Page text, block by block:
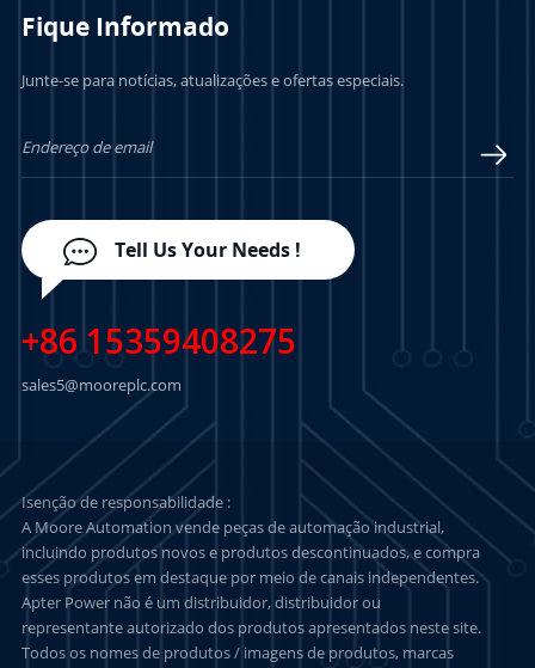
Fique Informado
Junte-se para notícias, atualizações e ofertas especiais.
Tell Us Your Needs !
+86 15359408275
sales5@mooreplc.com
Isenção de responsabilidade :
A Moore Automation vende peças de automação industrial,
incluindo produtos novos e produtos descontinuados, e compra
esses produtos em destaque por meio de canais independentes.
Apter Power não é um distribuidor, distribuidor ou
representante autorizado dos produtos apresentados neste site.
Todos os nomes de produtos / imagens de produtos, marcas